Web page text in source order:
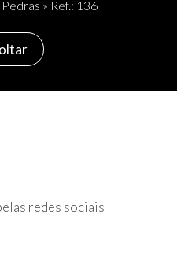
Pedras » Ref.: 136
redes sociais